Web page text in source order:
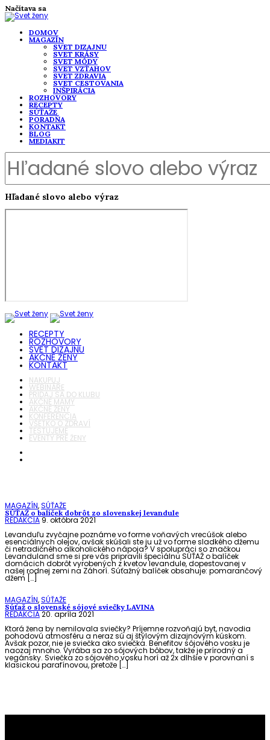
Načítava sa
DOMOV
MAGAZÍN
SVET DIZAJNU
SVET KRÁSY
SVET MÓDY
SVET VZŤAHOV
SVET ZDRAVIA
SVET CESTOVANIA
INŠPIRÁCIA
ROZHOVORY
RECEPTY
SÚŤAŽE
PORADŇA
KONTAKT
BLOG
MEDIAKIT
Hľadané slovo alebo výraz
RECEPTY
ROZHOVORY
SVET DIZAJNU
AKČNÉ ŽENY
KONTAKT
NAKUPUJ
WEBINÁRE
PRIDAJ SA DO KLUBU
AKČNÉ MAMY
AKČNÉ ŽENY
KONFERENCIA
VŠETKO O ZDRAVÍ
TESTUJEME
EVENTY PRE ŽENY
MAGAZÍN,SÚŤAŽE
SÚŤAŽ o balíček dobrôt zo slovenskej levandule
REDAKCIA9. októbra 2021
Levanduľu zvyčajne poznáme vo forme voňavých vrecúšok alebo
esenciálnych olejov, avšak skúšali ste ju už vo forme sladkého džemu
či netradičného alkoholického nápoja? V spolupráci so značkou
Levanduland sme si pre vás pripravili špeciálnu SÚŤAŽ o balíček
domácich dobrôt vyrobených z kvetov levandule, dopestovanej v
našej rodnej zemi na Záhorí. Súťažný balíček obsahuje: pomarančový
džem […]
MAGAZÍN,SÚŤAŽE
Súťaž o slovenské sójové sviečky LAVINA
REDAKCIA20. apríla 2021
Ktorá žena by nemilovala sviečky? Príjemne rozvoňajú byt, navodia
pohodovú atmosféru a neraz sú aj štýlovým dizajnovým kúskom.
Avšak pozor, nie je sviečka ako sviečka. Benefitov sójového vosku je
naozaj mnoho. Vyrába sa zo sójových bôbov, takže je prírodný a
vegánsky. Sviečka zo sójového vosku horí až 2x dlhšie v porovnaní s
klasickou parafínovou, pretože […]